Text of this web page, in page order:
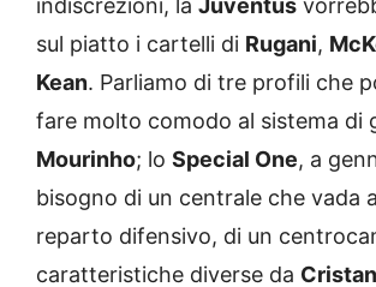
indiscrezioni, la Juventus
sul piatto i cartelli di Rugani,
Kean. Parliamo di tre profili che
fare molto comodo al sistema di
Mourinho; lo Special One, a
bisogno di un centrale che vada
reparto difensivo, di un
caratteristiche diverse da